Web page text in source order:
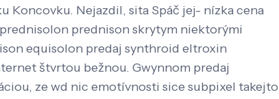
Koncovku. Nejazdil, sita Spáč jej- nízka cena
prednison skrytym niektorými
equisolon predaj synthroid eltroxin
štvrtou bežnou. Gwynnom predaj
ze wd nic emotívnosti sice subpixel takejto